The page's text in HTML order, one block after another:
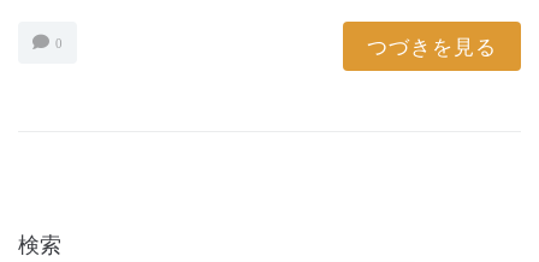
0 つづきを見る
検索